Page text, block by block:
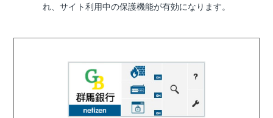
れ、サイト利用中の保護機能が有効になります。